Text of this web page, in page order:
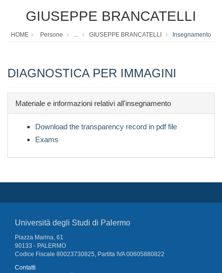
GIUSEPPE BRANCATELLI
HOME Persone ... GIUSEPPE BRANCATELLI Insegnamento
DIAGNOSTICA PER IMMAGINI
Materiale e informazioni relativi all'insegnamento
Download the transparency record in pdf file
Exams
Università degli Studi di Palermo
Piazza Marina, 61
90133 - PALERMO
Codice Fiscale 80023730825, Partita IVA 00605880822
Contatti